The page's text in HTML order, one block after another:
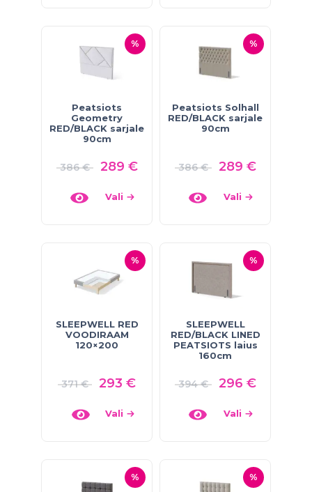
%
Peatsiots
Geometry
RED/BLACK sarjale
90cm
386€ 289 €
Vali
%
Peatsiots Solhall
RED/BLACK sarjale
90cm
386€ 289 €
Vali
%
SLEEPWELL RED
VOODIRAAM
120×200
371€ 293 €
Vali
%
SLEEPWELL
RED/BLACK LINED
PEATSIOTS laius
160cm
394€ 296 €
Vali
% %